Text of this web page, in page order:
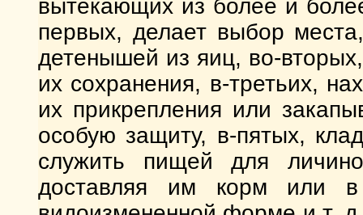
вытекающих из более и
первых, делает выбор
детенышей из яиц, во-
их сохранения, в-третьих,
их прикрепления или
особую защиту, в-пятых,
служить пищей для
доставляя им корм или